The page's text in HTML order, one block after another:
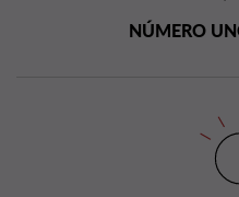
NÚMERO